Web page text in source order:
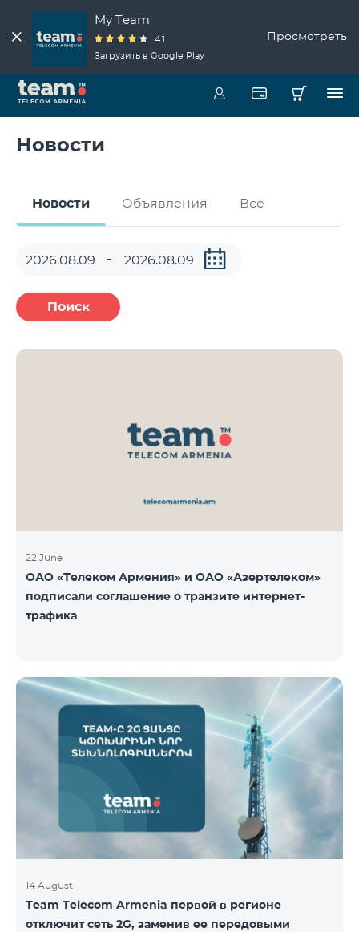
My Team
4.1
Загрузить в Google Play
Просмотреть
Новости
Новости Объявления Все
Поиск
22 June
ОАО «Телеком Армения» и ОАО «Азертелеком»
подписали соглашение о транзите интернет-
трафика
14 August
Team Telecom Armenia первой в регионе
отключит сеть 2G, заменив ее передовыми